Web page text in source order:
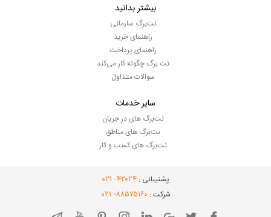
بیشتر بدانید
نت‌برگ سازمانی
راهنمای خرید
راهنمای پرداخت
نت برگ چگونه کار می‌کند
سوالات متداول
سایر خدمات
نت‌برگ های در جریان
نت‌برگ های مناطق
نت‌برگ های کسب و کار
پشتیبانی : ۴۲۰۲۴- ۰۲۱
شرکت : ۸۸۵۷۵۱۶۰- ۰۲۱